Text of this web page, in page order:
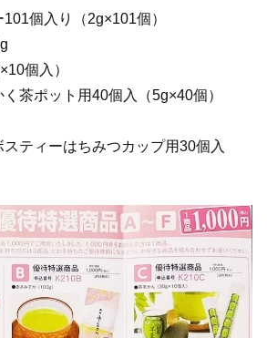
個入り（2g×101個）
個入）
茶ポット用40個入（5g×40個）
スティーはちみつカップ用30個入